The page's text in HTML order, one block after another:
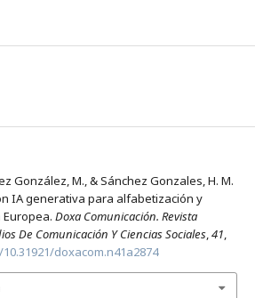
González, M., & Sánchez Gonzales, H. M.
IA generativa para alfabetización y
Doxa Comunicación. Revista
De Comunicación Y Ciencias Sociales,41,
doxacom.n41a2874